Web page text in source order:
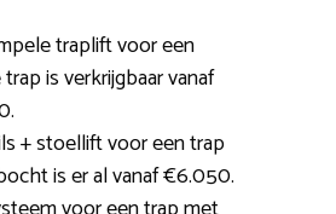
traplift voor een
is verkrijgbaar vanaf
+ stoellift voor een trap
is er al vanaf €6.050.